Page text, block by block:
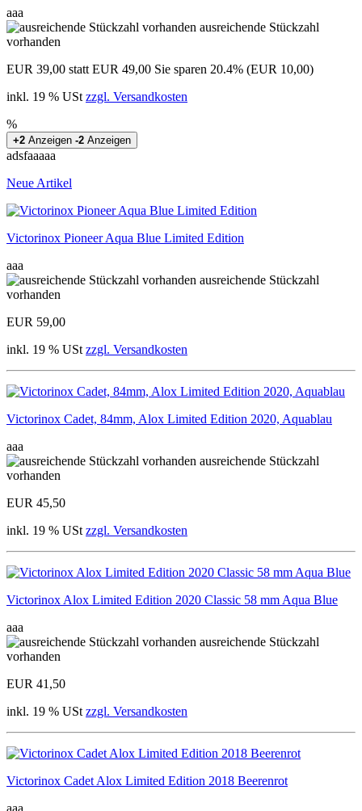
aaa
ausreichende Stückzahl
vorhanden
EUR 39,00 statt EUR 49,00 Sie sparen 20.4% (EUR 10,00)
inkl. 19 % USt zzgl. Versandkosten
%
+2 Anzeigen -2 Anzeigen
adsfaaaaa
Neue Artikel
Victorinox Pioneer Aqua Blue Limited Edition
aaa
ausreichende Stückzahl
vorhanden
EUR 59,00
inkl. 19 % USt zzgl. Versandkosten
Victorinox Cadet, 84mm, Alox Limited Edition 2020, Aquablau
aaa
ausreichende Stückzahl
vorhanden
EUR 45,50
inkl. 19 % USt zzgl. Versandkosten
Victorinox Alox Limited Edition 2020 Classic 58 mm Aqua Blue
aaa
ausreichende Stückzahl
vorhanden
EUR 41,50
inkl. 19 % USt zzgl. Versandkosten
Victorinox Cadet Alox Limited Edition 2018 Beerenrot
aaa